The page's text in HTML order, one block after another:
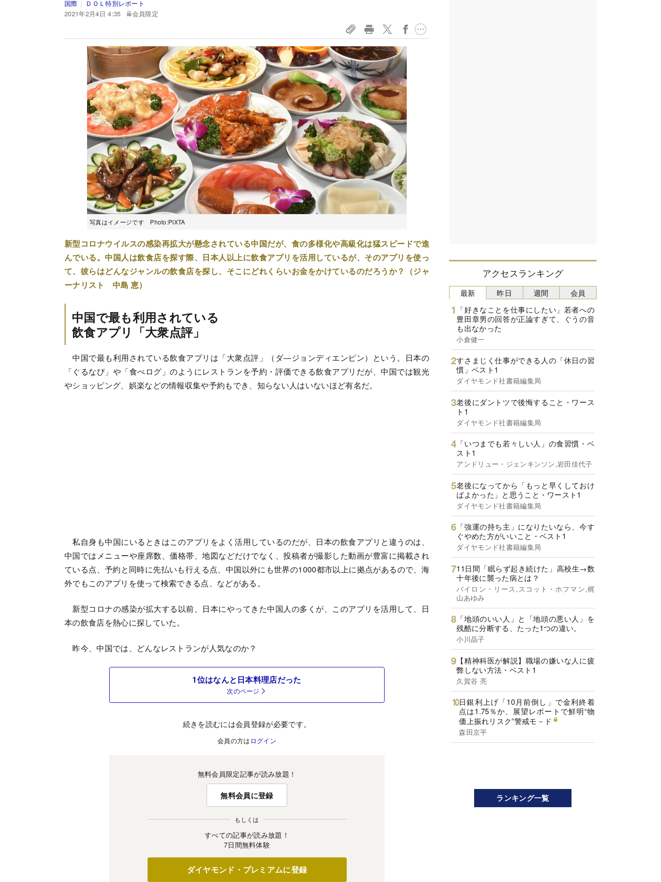
国際
ＤＯＬ特別レポート
2021年2月4日 4:35
会員限定
写真はイメージです Photo:PIXTA
新型コロナウイルスの感染再拡大が懸念されている中国だが、食の多様化や高級化は猛スピードで進
んでいる。中国人は飲食店を探す際、日本人以上に飲食アプリを活用しているが、そのアプリを使っ
て、彼らはどんなジャンルの飲食店を探し、そこにどれくらいお金をかけているのだろうか？（ジャ
ーナリスト 中島 恵）
中国で最も利用されている
飲食アプリ「大衆点評」
中国で最も利用されている飲食アプリは「大衆点評」（ダ―ジョンディエンピン）という。日本の
「ぐるなび」や「食べログ」のようにレストランを予約・評価できる飲食アプリだが、中国では観光
やショッピング、娯楽などの情報収集や予約もでき、知らない人はいないほど有名だ。
私自身も中国にいるときはこのアプリをよく活用しているのだが、日本の飲食アプリと違うのは、
中国ではメニューや座席数、価格帯、地図などだけでなく、投稿者が撮影した動画が豊富に掲載され
ている点、予約と同時に先払いも行える点、中国以外にも世界の1000都市以上に拠点があるので、海
外でもこのアプリを使って検索できる点、などがある。
新型コロナの感染が拡大する以前、日本にやってきた中国人の多くが、このアプリを活用して、日
本の飲食店を熱心に探していた。
昨今、中国では、どんなレストランが人気なのか？
1位はなんと日本料理店だった
次のページ
続きを読むには会員登録が必要です。
会員の方は ログイン
無料会員限定記事が読み放題！
無料会員に登録
もしくは
すべての記事が読み放題！
7日間無料体験
ダイヤモンド・プレミアムに登録
アクセスランキング
最新
「好きなことを仕事にしたい」若者への
豊田章男の回答が正論すぎて、ぐうの音
も出なかった
小倉健一
すさまじく仕事ができる人の「休日の習
慣」ベスト1
ダイヤモンド社書籍編集局
老後にダントツで後悔すること・ワース
ト1
ダイヤモンド社書籍編集局
「いつまでも若々しい人」の食習慣・ベ
スト1
アンドリュー・ジェンキンソン,岩田佳代子
老後になってから「もっと早くしておけ
ばよかった」と思うこと・ワースト1
ダイヤモンド社書籍編集局
「強運の持ち主」になりたいなら、今す
ぐやめた方がいいこと・ベスト1
ダイヤモンド社書籍編集局
11日間「眠らず起き続けた」高校生→数
十年後に襲った病とは？
バイロン・リース,スコット・ホフマン,梶
山あゆみ
「地頭のいい人」と「地頭の悪い人」を
残酷に分断する、たった1つの違い。
小川晶子
【精神科医が解説】職場の嫌いな人に疲
弊しない方法・ベスト1
久賀谷 亮
日銀利上げ「10月前倒し」で金利終着
点は1.75％か、展望レポートで鮮明“物
価上振れリスク”警戒モ－ド
森田京平
昨日 週間 会員
ランキング一覧